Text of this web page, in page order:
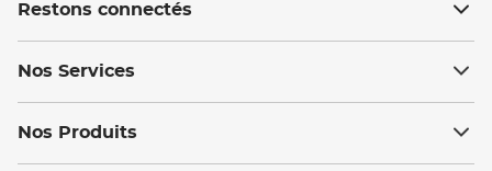
Restons connectés
Nos Services
Nos Produits